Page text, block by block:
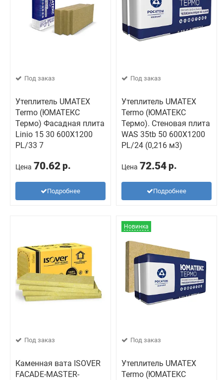
Под заказ
Утеплитель UMATEX
Termo (ЮМАТЕКС
Термо) Фасадная плита
Linio 15 30 600X1200
PL/33 7
Цена 70.62 р.
Подробнее
Под заказ
Утеплитель UMATEX
Termo (ЮМАТЕКС
Термо). Стеновая плита
WAS 35tb 50 600X1200
PL/24 (0,216 м3)
Цена 72.54 р.
Подробнее
Под заказ
Каменная вата ISOVER
FACADE-MASTER-
Новинка
Под заказ
Утеплитель UMATEX
Termo (ЮМАТЕКС